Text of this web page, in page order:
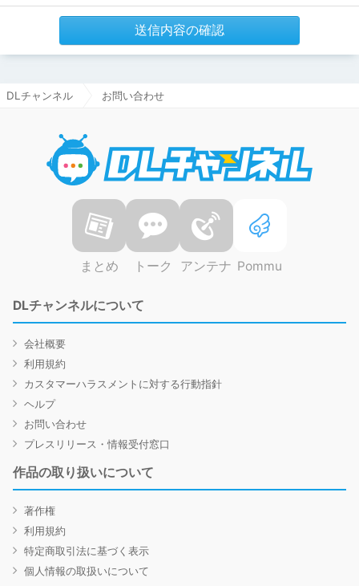
送信内容の確認
DLチャンネル お問い合わせ
まとめ トーク アンテナ Pommu
DLチャンネルについて
会社概要
利用規約
カスタマーハラスメントに対する行動指針
ヘルプ
お問い合わせ
プレスリリース・情報受付窓口
作品の取り扱いについて
著作権
利用規約
特定商取引法に基づく表示
個人情報の取扱いについて